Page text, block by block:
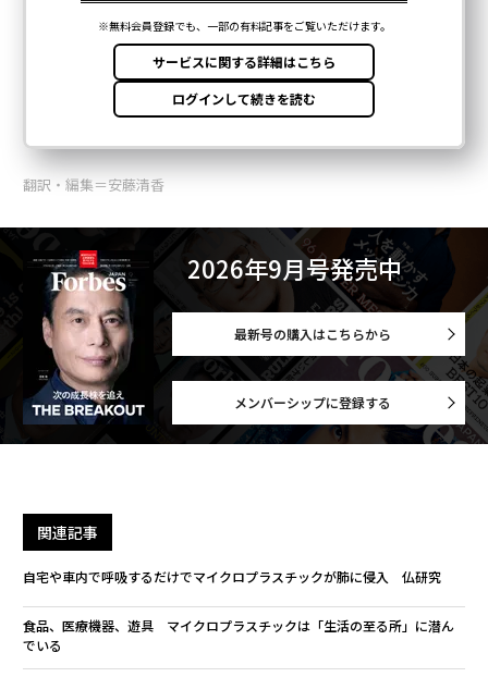
翻訳・編集＝安藤清香
2026年9月号発売中
最新号の購入はこちらから
メンバーシップに登録する
関連記事
自宅や車内で呼吸するだけでマイクロプラスチックが肺に侵入 仏研究
食品、医療機器、遊具 マイクロプラスチックは「生活の至る所」に潜ん
でいる